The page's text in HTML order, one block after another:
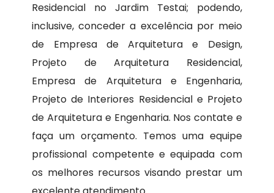
Residencial no Jardim Testai; podendo,
inclusive, conceder a excelência por meio
de Empresa de Arquitetura e Design,
Projeto de Arquitetura Residencial,
Empresa de Arquitetura e Engenharia,
Projeto de Interiores Residencial e Projeto
de Arquitetura e Engenharia. Nos contate e
faça um orçamento. Temos uma equipe
profissional competente e equipada com
os melhores recursos visando prestar um